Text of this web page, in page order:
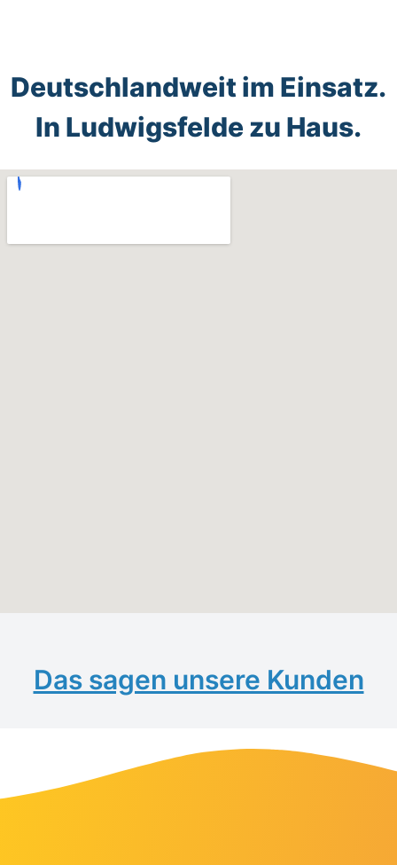
Deutschlandweit im Einsatz.
In Ludwigsfelde zu Haus.
Das sagen unsere Kunden